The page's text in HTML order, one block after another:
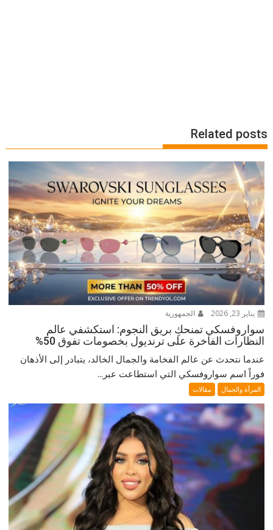
Related posts
يناير 23, 2026 الجمهورية
سواروفسكي تمنحكِ بريق النجوم: استكشفي عالم
النظارات الفاخرة على ترنديول بخصومات تفوق 50%
عندما نتحدث عن عالم الفخامة والجمال الخالد، يتبادر إلى الأذهان
فوراً اسم سواروفسكي التي استطاعت عبر...
المرأة والجمال مقالات